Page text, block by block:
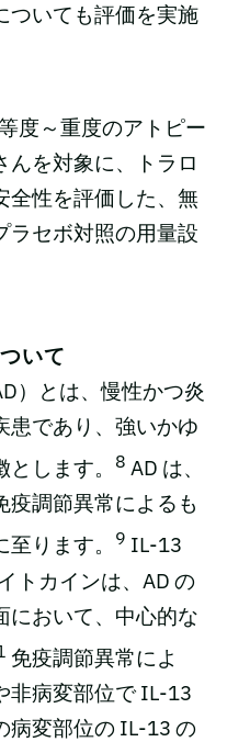
ついても評価を実施
度～重度のアトピー
んを対象に、トラロ
全性を評価した、無
ラセボ対照の用量設
いて
）とは、慢性かつ炎
患であり、強いかゆ
します。
8 AD は、
疫調節異常によるも
ります。
9 IL-13
トカインは、AD の
において、中心的な
免疫調節異常によ
非病変部位で IL-13
病変部位の IL-13 の